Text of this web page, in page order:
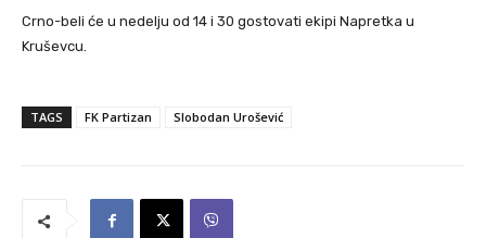
Crno-beli će u nedelju od 14 i 30 gostovati ekipi Napretka u
Kruševcu.
TAGS FK Partizan Slobodan Urošević